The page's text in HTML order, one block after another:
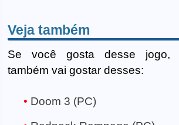
Veja também
Se você gosta desse jogo,
também vai gostar desses:
Doom 3 (PC)